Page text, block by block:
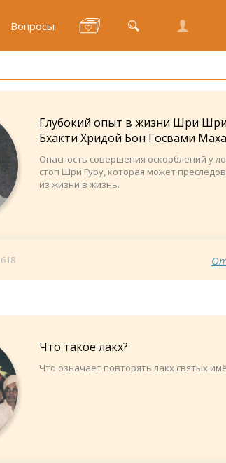
Вопросы
Глубокий опыт в жизни Шри
Бхакти Хридой Бон Госвами
Опасность совершения оскорблений у
стоп Шри Гуру, которая может
из жизни в жизнь.
618
Что такое лакх?
Что означает повторять лакх святых